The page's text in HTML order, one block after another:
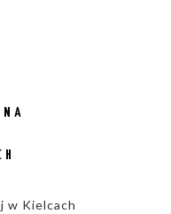
w Kielcach